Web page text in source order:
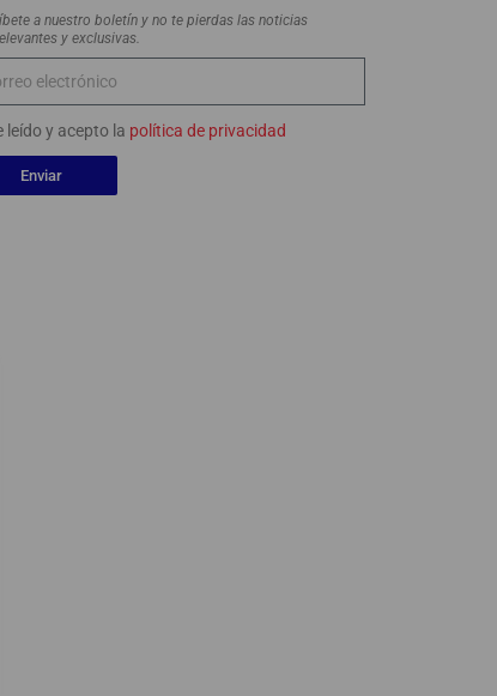
a nuestro boletín y no te pierdas las noticias
y exclusivas.
leído y acepto la política de privacidad
Enviar